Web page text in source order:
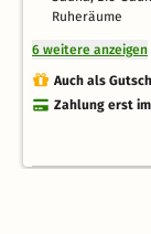
Ruheräume
6 weitere anzeigen
Auch als
Zahlung erst